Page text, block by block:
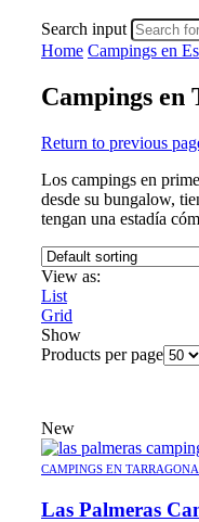
Search input
Home Campings en
Campings en
Return to previous
Los campings en
desde su bungalow,
tengan una estadía
View as:
List
Grid
Show
Products per page
New
CAMPINGS EN
Las Palmeras